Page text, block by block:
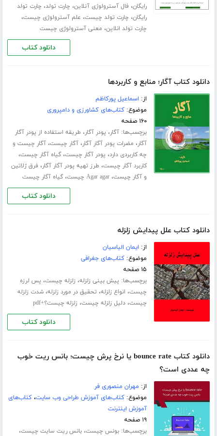
رایگان، فال آسترولوژی آنلاین، چارت تولد، چارت تولد
رایگان، چارت تولد چیست، علم آسترولوژی چیست،
چارت تولد انلاین، معنی آسترولوژی چیست
دانلود کتاب
دانلود کتاب آگار؛ منابع و کاربردها
از: اسماعیل پورکاظم
موضوع:کتاب‌های کشاورزی و دامپروری
۱۶۰ صفحه
برچسب‌ها:آگار، پودر آگار، طریقه استفاده از پودر آگار
آگار، مضرات پودر آگار آگار،آگار چیست،آگار چیست و
چه کاربردی دارد، پودر آگار چیست،گیاه آگار چیست،
کاربرد آگار چیست، طرز تهیه پودر آگار آگار، فرق ژلاتین
و آگار چیست،Agar agar چیست ،گیاه آگار چیست
دانلود کتاب
دانلود کتاب علل پیدایش زلزله
از: ایمان الیاسیان
موضوع:کتاب‌های جغرافی
۱۵ صفحه
برچسب‌ها: پیش بینی زلزله، زلزله چیست، پس لرزه
چیست، انواع زلزله، تحقیق در مورد زلزله،شدت زلزله
چیست،دلیل زلزله چیست، زلزله چیست؟+pdf
دانلود کتاب
دانلود کتاب bounce rate یا نرخ پرش چیست؛ بانس ریت خوب
چه عددی است؟
از: مهران منصوری فر
موضوع:کتاب‌های آموزش طراحی وب سایت،کتاب‌های
آموزش اینترنت
۱۹ صفحه
برچسب‌ها:بونس چیست،بانس ریت سایت چیست،